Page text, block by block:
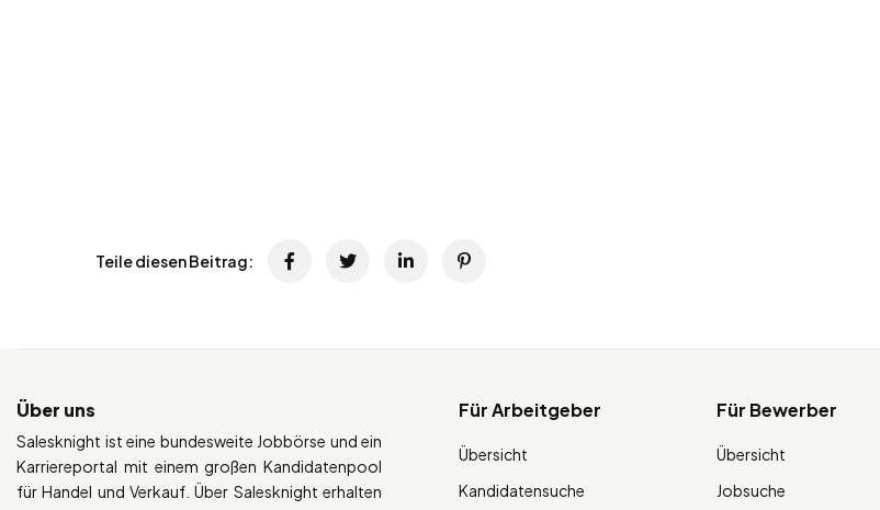
Teile diesen Beitrag:
Über uns
Salesknight ist eine bundesweite Jobbörse und ein
Karriereportal mit einem großen Kandidatenpool
für Handel und Verkauf. Über Salesknight erhalten
Für Arbeitgeber
Übersicht
Kandidatensuche
Für Bewerber
Übersicht
Jobsuche